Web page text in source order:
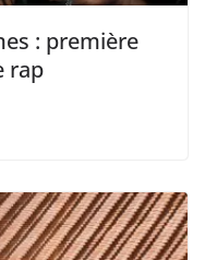
: première
rap